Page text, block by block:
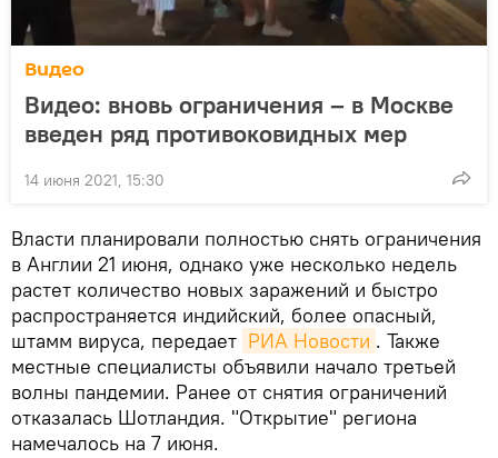
Видео
Видео: вновь ограничения – в Москве
введен ряд противоковидных мер
14 июня 2021, 15:30
Власти планировали полностью снять ограничения
в Англии 21 июня, однако уже несколько недель
растет количество новых заражений и быстро
распространяется индийский, более опасный,
штамм вируса, передает РИА Новости . Также
местные специалисты объявили начало третьей
волны пандемии. Ранее от снятия ограничений
отказалась Шотландия. "Открытие" региона
намечалось на 7 июня.